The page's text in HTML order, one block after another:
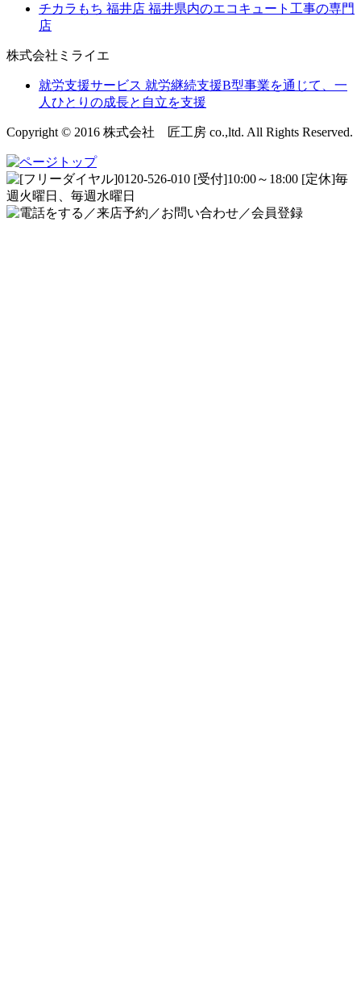
チカラもち 福井店 福井県内のエコキュート工事の専門
店
株式会社ミライエ
就労支援サービス 就労継続支援B型事業を通じて、一
人ひとりの成長と自立を支援
Copyright © 2016 株式会社 匠工房 co.,ltd. All Rights Reserved.